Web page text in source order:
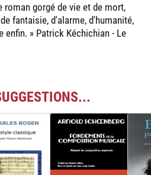
roman gorgé de vie et de mort,
fantaisie, d'alarme, d'humanité,
enfin. » Patrick Kéchichian - Le